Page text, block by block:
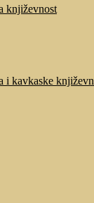
književnost
i kavkaske